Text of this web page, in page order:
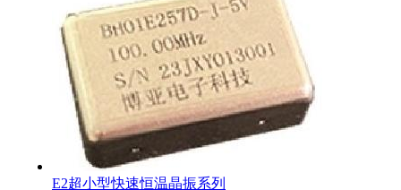
E2超小型快速恒温晶振系列